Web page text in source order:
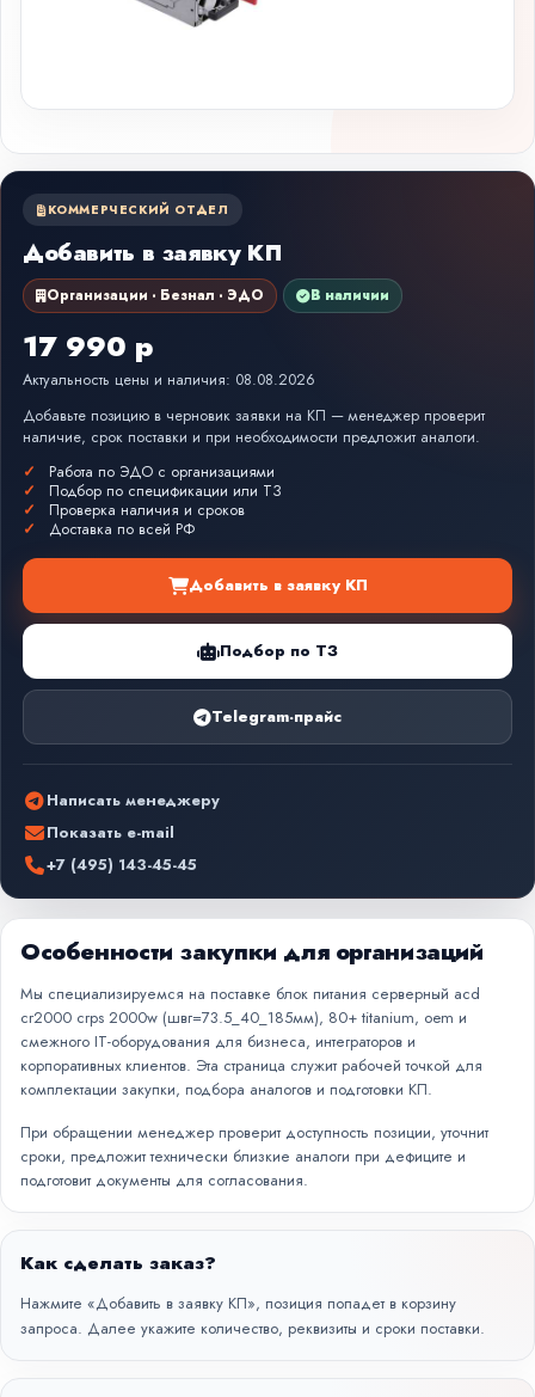
КОММЕРЧЕСКИЙ ОТДЕЛ
Добавить в заявку КП
Организации · Безнал · ЭДО В наличии
17 990 р
Актуальность цены и наличия: 08.08.2026
Добавьте позицию в черновик заявки на КП — менеджер проверит
наличие, срок поставки и при необходимости предложит аналоги.
Работа по ЭДО с организациями
Подбор по спецификации или ТЗ
Проверка наличия и сроков
Доставка по всей РФ
Добавить в заявку КП
Подбор по ТЗ
Telegram-прайс
Написать менеджеру
Показать e-mail
+7 (495) 143-45-45
Особенности закупки для организаций
Мы специализируемся на поставке блок питания серверный acd
cr2000 crps 2000w (швг=73.5_40_185мм), 80+ titanium, oem и
смежного IT-оборудования для бизнеса, интеграторов и
корпоративных клиентов. Эта страница служит рабочей точкой для
комплектации закупки, подбора аналогов и подготовки КП.
При обращении менеджер проверит доступность позиции, уточнит
сроки, предложит технически близкие аналоги при дефиците и
подготовит документы для согласования.
Как сделать заказ?
Нажмите «Добавить в заявку КП», позиция попадет в корзину
запроса. Далее укажите количество, реквизиты и сроки поставки.